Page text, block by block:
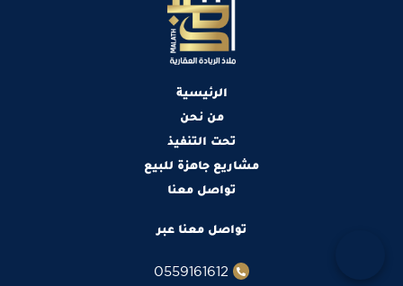
تواصل معنا عبر
0559161612
الرئيسية
من نحن
تحت التنفيذ
مشاريع جاهزة للبيع
تواصل معنا